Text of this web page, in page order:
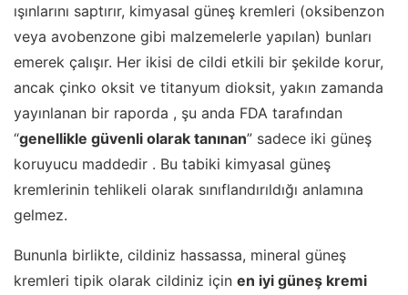
ışınlarını saptırır, kimyasal güneş kremleri (oksibenzon
veya avobenzone gibi malzemelerle yapılan) bunları
emerek çalışır. Her ikisi de cildi etkili bir şekilde korur,
ancak çinko oksit ve titanyum dioksit, yakın zamanda
yayınlanan bir raporda , şu anda FDA tarafından
“genellikle güvenli olarak tanınan” sadece iki güneş
koruyucu maddedir . Bu tabiki kimyasal güneş
kremlerinin tehlikeli olarak sınıflandırıldığı anlamına
gelmez.
Bununla birlikte, cildiniz hassassa, mineral güneş
kremleri tipik olarak cildiniz için en iyi güneş kremi